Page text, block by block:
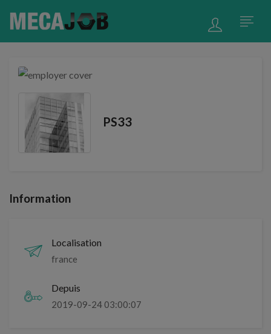
PS33
Information
Localisation
france
Depuis
2019-09-24 03:00:07